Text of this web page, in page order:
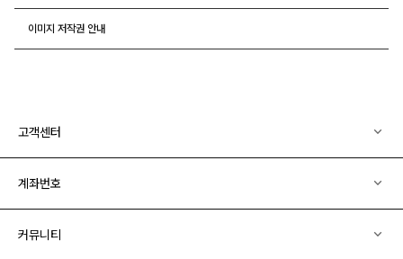
이미지 저작권 안내
고객센터
계좌번호
커뮤니티